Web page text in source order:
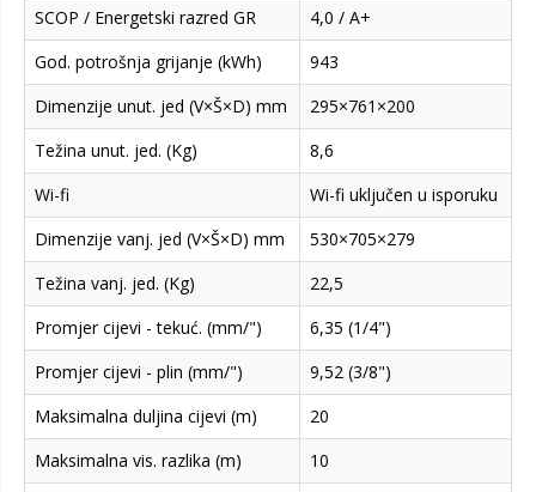
SCOP / Energetski razred GR
4,0 / A+
God. potrošnja grijanje (kWh)
943
Dimenzije unut. jed (V×Š×D) mm
295×761×200
Težina unut. jed. (Kg)
8,6
Wi-fi
Wi-fi uključen u isporuku
Dimenzije vanj. jed (V×Š×D) mm
530×705×279
Težina vanj. jed. (Kg)
22,5
Promjer cijevi - tekuć. (mm/")
6,35 (1/4")
Promjer cijevi - plin (mm/")
9,52 (3/8")
Maksimalna duljina cijevi (m)
20
Maksimalna vis. razlika (m)
10